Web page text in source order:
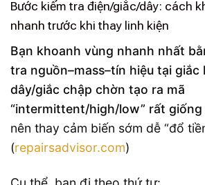
Bước kiểm tra điện/giắc/dây: cách
nhanh trước khi thay linh kiện
Bạn khoanh vùng nhanh nhất
tra nguồn–mass–tín hiệu tại giắc
dây/giắc chập chờn tạo ra mã
“intermittent/high/low” rất giống
nên thay cảm biến sớm dễ “đổ
(repairsadvisor.com)